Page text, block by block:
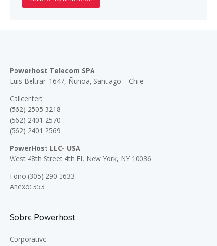
Powerhost Telecom SPA
Luis Beltran 1647, Ñuñoa, Santiago – Chile
Callcenter:
(562) 2505 3218
(562) 2401 2570
(562) 2401 2569
PowerHost LLC- USA
West 48th Street 4th FI, New York, NY 10036
Fono:(305) 290 3633
Anexo: 353
Sobre Powerhost
Corporativo